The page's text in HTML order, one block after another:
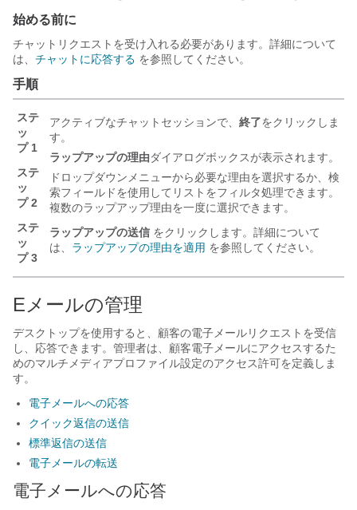
始める前に
チャットリクエストを受け入れる必要があります。詳細について
は、 チャットに応答する を参照してください。
手順
ステ
ッ
プ 1
アクティブなチャットセッションで、 終了をクリックしま
す。
ラップアップの理由ダイアログボックスが表示されます。
ステ
ッ
プ 2
ドロップダウンメニューから必要な理由を選択するか、検
索フィールドを使用してリストをフィルタ処理できます。
複数のラップアップ理由を一度に選択できます。
ステ
ッ
プ 3
ラップアップの送信 をクリックします。詳細について
は、 ラップアップの理由を適用 を参照してください。
Eメールの管理
デスクトップを使用すると、顧客の電子メールリクエストを受信
し、応答できます。管理者は、顧客電子メールにアクセスするた
めのマルチメディアプロファイル設定のアクセス許可を定義しま
す。
電子メールへの応答
クイック返信の送信
標準返信の送信
電子メールの転送
電子メールへの応答